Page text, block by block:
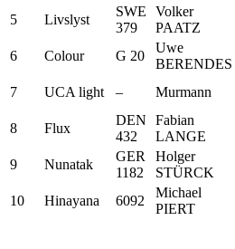
5 Livslyst
SWE
379
Volker
PAATZ
6 Colour G 20
Uwe
BERENDES
7 UCA light – Murmann
8 Flux
DEN
432
Fabian
LANGE
9 Nunatak
GER
1182
Holger
STÜRCK
10 Hinayana 6092
Michael
PIERT